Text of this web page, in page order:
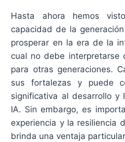
Hasta ahora hemos
capacidad de la
prosperar en la era de la
cual no debe interpretarse
para otras generaciones.
sus fortalezas y puede
significativa al desarrollo y
IA. Sin embargo, es
experiencia y la resiliencia
brinda una ventaja